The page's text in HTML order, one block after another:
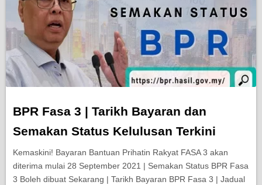
BPR Fasa 3 | Tarikh Bayaran dan
Semakan Status Kelulusan Terkini
Kemaskini! Bayaran Bantuan Prihatin Rakyat FASA 3 akan
diterima mulai 28 September 2021 | Semakan Status BPR Fasa
3 Boleh dibuat Sekarang | Tarikh Bayaran BPR Fasa 3 | Jadual